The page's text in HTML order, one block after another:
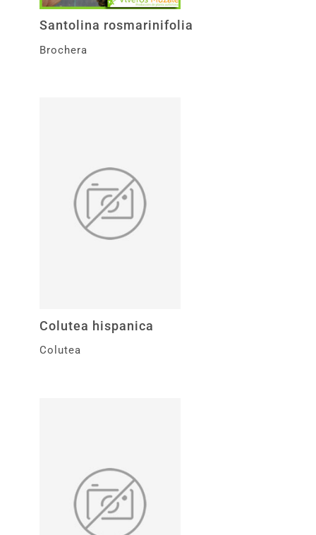
Santolina rosmarinifolia
Brochera
Colutea hispanica
Colutea